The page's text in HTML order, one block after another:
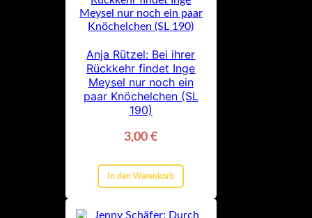
Anja Rützel: Bei ihrer
Rückkehr findet Inge
Meysel nur noch ein
paar Knöchelchen (SL
190)
3,00€
In den Warenkorb